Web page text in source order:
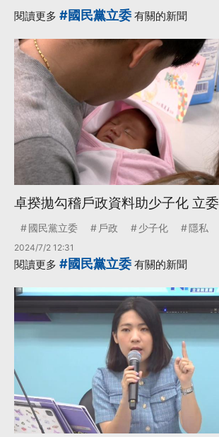
閱讀更多 #國民黨立委 有關的新聞
卓揆拋勾稽戶政資料助少子化 立
國民黨立委 戶政 少子化 隱私
2024/7/2 12:31
閱讀更多 #國民黨立委 有關的新聞